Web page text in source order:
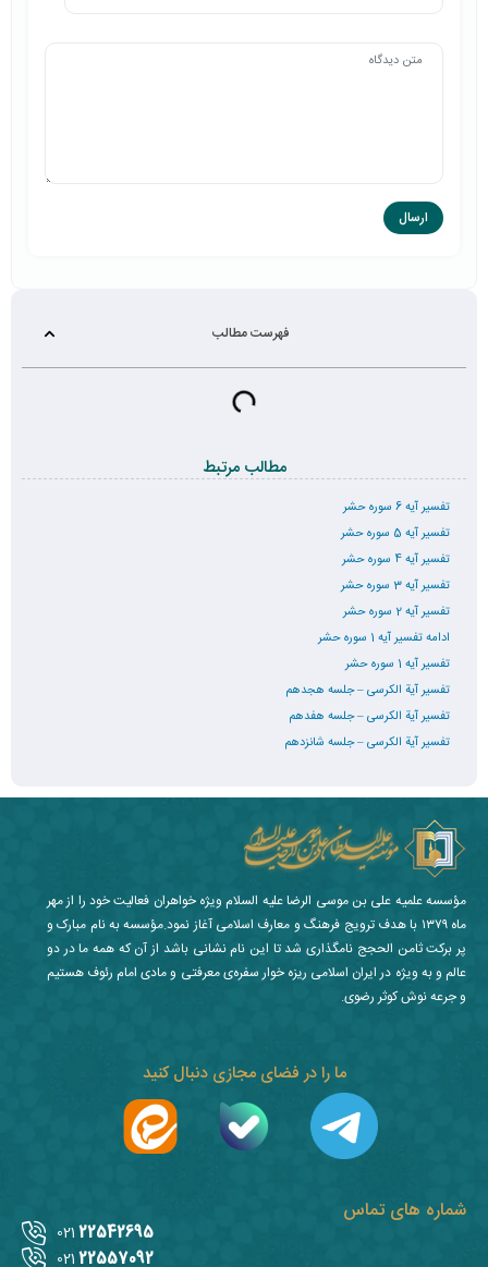
فهرست مطالب
مطالب مرتبط
تفسیر آیه 6 سوره حشر
تفسیر آیه 5 سوره حشر
تفسیر آیه 4 سوره حشر
تفسیر آیه 3 سوره حشر
تفسیر آیه 2 سوره حشر
ادامه تفسیر آیه 1 سوره حشر
تفسیر آیه 1 سوره حشر
تفسیر آیة الکرسی – جلسه هجدهم
تفسیر آیة الکرسی – جلسه هفدهم
تفسیر آیة الکرسی – جلسه شانزدهم
شماره های تماس
22542695
021
22557092
021
ما را در فضای مجازی دنبال کنید
مؤسسه علمیه علی بن موسی الرضا علیه السلام ویژه خواهران فعالیت خود را از مهر
ماه ۱۳۷۹ با هدف ترویج فرهنگ و معارف اسلامی آغاز نمود.مؤسسه به نام مبارک و
پر برکت ثامن الحجج نامگذاری شد تا این نام نشانی باشد از آن که همه ما در دو
عالم و به ویژه در ایران اسلامی ریزه خوار سفره‌ی معرفتی و مادی امام رئوف هستیم
و جرعه نوش کوثر رضوی.